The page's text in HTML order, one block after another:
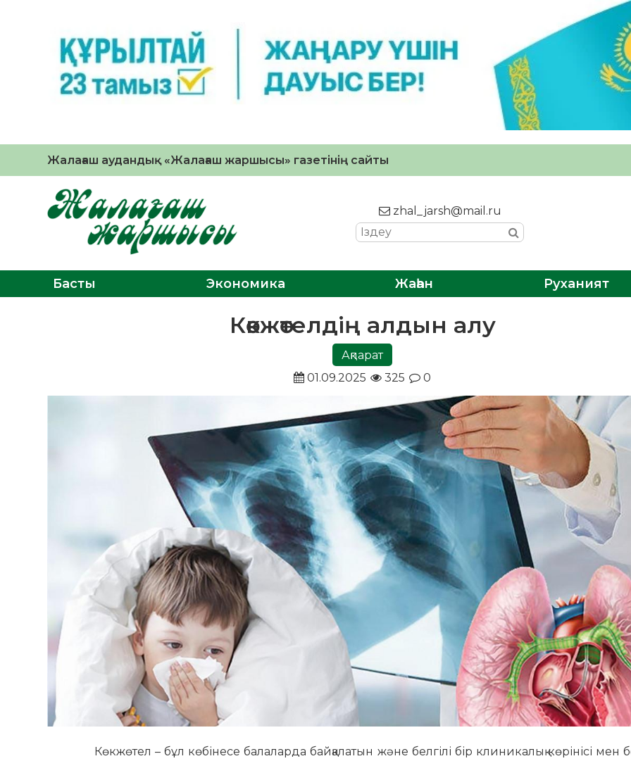
Жалағаш аудандық «Жалағаш жаршысы» газетінің сайты
zhal_jarsh@mail.ru
Басты Экономика Жаһан Руханият
Көкжөтелдің алдын алу
Ақпарат
01.09.2025
325 0
Көкжөтел – бұл көбінесе балаларда байқалатын және белгілі бір клиникалық көрінісі мен